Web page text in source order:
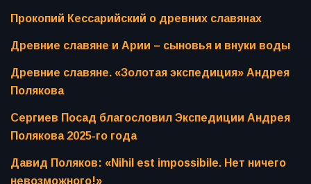
Прокопий Кессарийский о древних славянах
Древние славяне и Арии – сыновья и внуки воды
Древние славяне. «Золотая экспедиция» Андрея
Полякова
Сергиев Посад благословил Экспедиции Андрея
Полякова 2025-го года
Давид Поляков: «Nihil est impossibile. Нет ничего
невозможного!»